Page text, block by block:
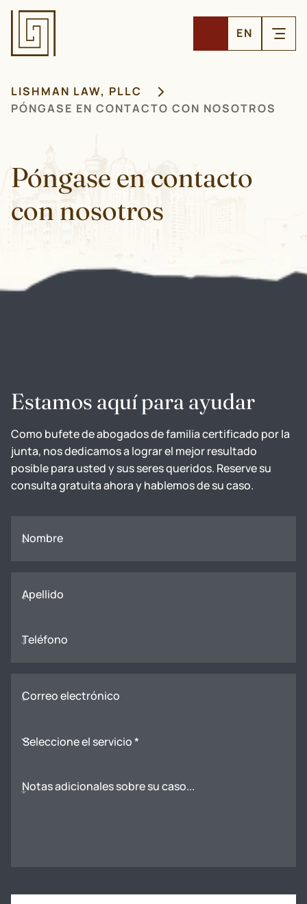
EN
LISHMAN LAW, PLLC
PÓNGASE EN CONTACTO CON NOSOTROS
Póngase en contacto
con nosotros
Estamos aquí para ayudar
Como bufete de abogados de familia certificado por la
junta, nos dedicamos a lograr el mejor resultado
posible para usted y sus seres queridos. Reserve su
consulta gratuita ahora y hablemos de su caso.
Nombre
Apellido
Teléfono
Correo electrónico
Seleccione el servicio *
Notas adicionales sobre su caso...